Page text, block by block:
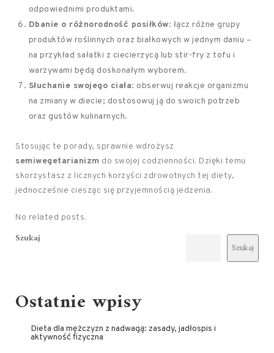
odpowiednimi produktami.
Dbanie o różnorodność posiłków: łącz różne grupy
produktów roślinnych oraz białkowych w jednym daniu –
na przykład sałatki z ciecierzycą lub stir-fry z tofu i
warzywami będą doskonałym wyborem.
Słuchanie swojego ciała: obserwuj reakcje organizmu
na zmiany w diecie; dostosowuj ją do swoich potrzeb
oraz gustów kulinarnych.
Stosując te porady, sprawnie wdrożysz
semiwegetarianizm do swojej codzienności. Dzięki temu
skorzystasz z licznych korzyści zdrowotnych tej diety,
jednocześnie ciesząc się przyjemnością jedzenia.
No related posts.
Szukaj
Szukaj
Ostatnie wpisy
Dieta dla mężczyzn z nadwagą: zasady, jadłospis i
aktywność fizyczna